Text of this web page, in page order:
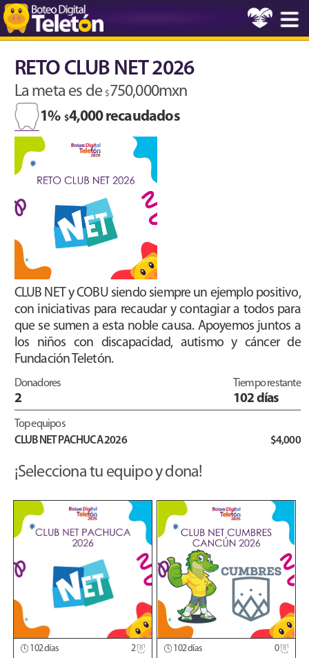
RETO CLUB NET 2026
La meta es de $750,000mxn
1%$4,000 recaudados
CLUB NET y COBU siendo siempre un ejemplo positivo,
con iniciativas para recaudar y contagiar a todos para
que se sumen a esta noble causa. Apoyemos juntos a
los niños con discapacidad, autismo y cáncer de
Fundación Teletón.
Donadores
2
Tiempo restante
102 días
Top equipos
CLUB NET PACHUCA 2026
$4,000
¡Selecciona tu equipo y dona!
102 días 2 102 días 0